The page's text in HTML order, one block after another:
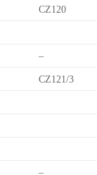
CZ120
–
CZ121/3
–